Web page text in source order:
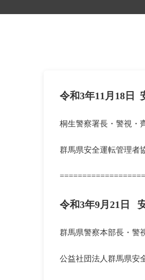
令和3年11月18日
桐生警察署長・警視・
群馬県安全運転管理者
令和3年9月21日
群馬県警察本部長・警
公益社団法人群馬県安